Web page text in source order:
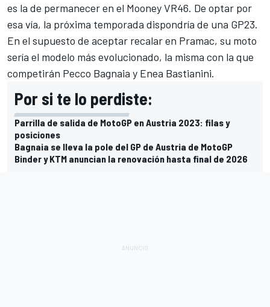
es la de permanecer en el Mooney VR46. De optar por
esa vía, la próxima temporada dispondría de una GP23.
En el supuesto de aceptar recalar en Pramac, su moto
sería el modelo más evolucionado, la misma con la que
competirán Pecco Bagnaia y Enea Bastianini.
Por si te lo perdiste:
Parrilla de salida de MotoGP en Austria 2023: filas y
posiciones
Bagnaia se lleva la pole del GP de Austria de MotoGP
Binder y KTM anuncian la renovación hasta final de 2026